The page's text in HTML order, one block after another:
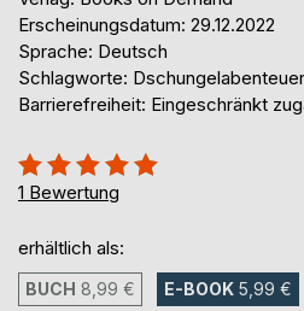
Erscheinungsdatum: 29.12.2022
Sprache: Deutsch
Schlagworte:
Barrierefreiheit: Eingeschränkt
Bewertung::
100%
1 Bewertung
erhältlich als:
BUCH 8,99 € E-BOOK 5,99 €